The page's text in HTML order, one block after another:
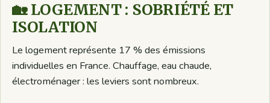
🏡 LOGEMENT : SOBRIÉTÉ ET
ISOLATION
Le logement représente 17 % des émissions
individuelles en France. Chauffage, eau chaude,
électroménager : les leviers sont nombreux.